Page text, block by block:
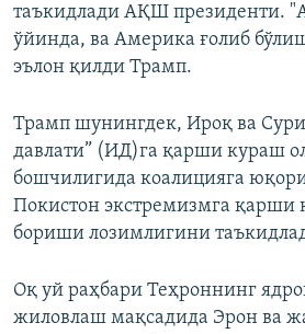
таъкидлади АҚШ президенти.
ўйинда, ва Америка ғолиб
эълон қилди Трамп.
Трамп шунингдек, Ироқ ва
давлати” (ИД)га қарши кураш
бошчилигида коалицияга
Покистон экстремизмга қарши
бориши лозимлигини
Оқ уй раҳбари Теҳроннинг
жиловлаш мақсадида Эрон ва